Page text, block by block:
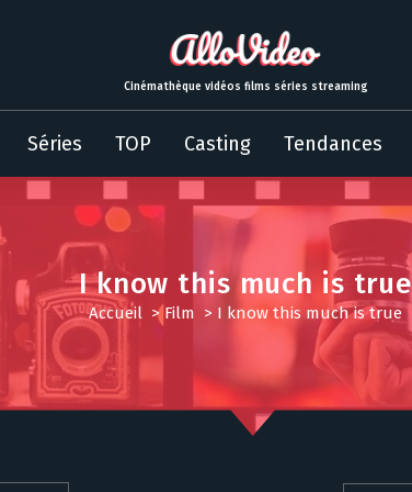
Cinémathèque vidéos films séries streaming
Séries TOP Casting Tendances
I know this much is true
Accueil >Film > I know this much is true